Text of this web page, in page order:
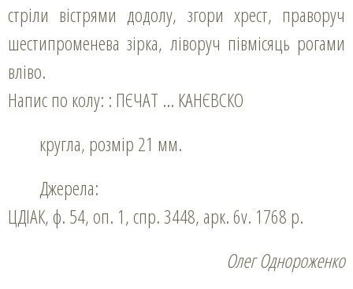
стріли вістрями додолу, згори хрест, праворуч
шестипроменева зірка, ліворуч півмісяць рогами
вліво.
Напис по колу: : ПЄЧАТ … КАНЄВСКО
кругла, розмір 21 мм.
Джерела:
ЦДІАК, ф. 54, оп. 1, спр. 3448, арк. 6v. 1768 р.
Олег Однороженко